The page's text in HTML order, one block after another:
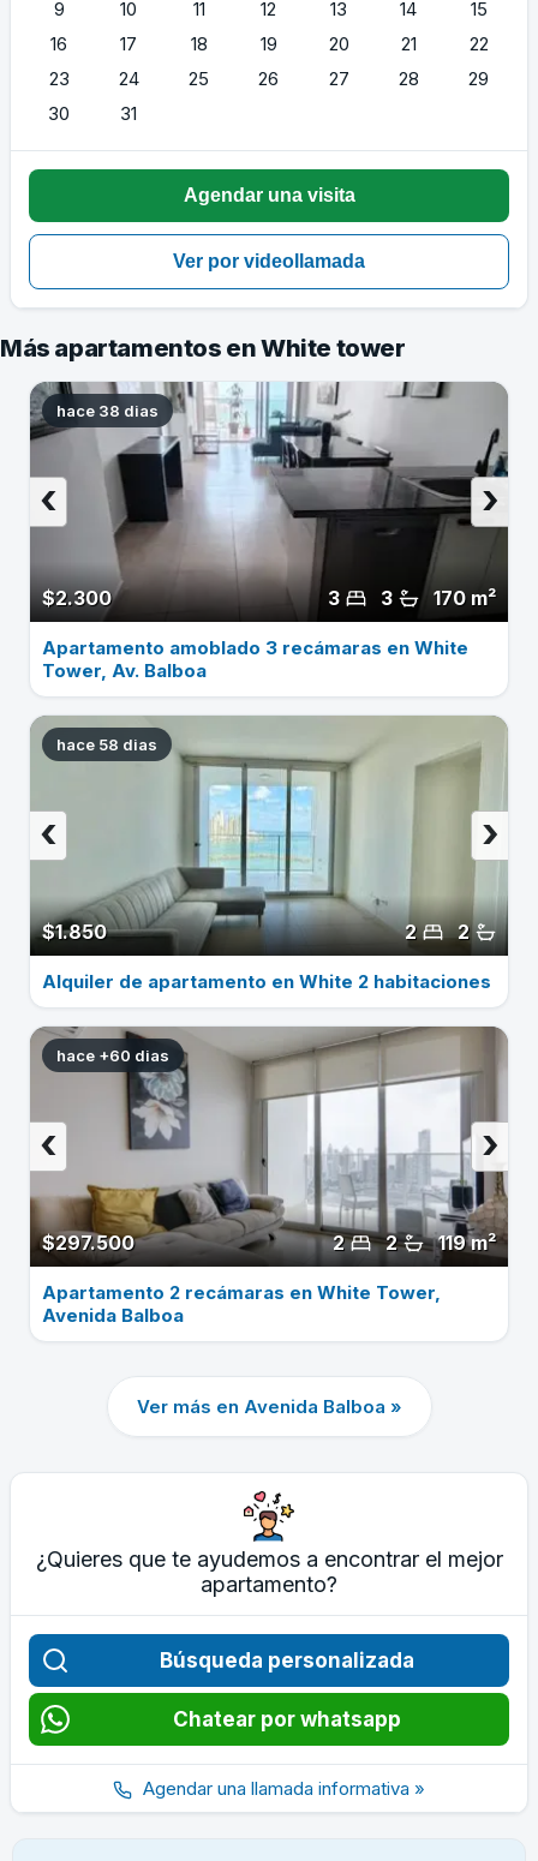
9 10 11 12 13 14
15
16
17 18 19 20 21
22
23
24 25 26 27 28
29
30
31
Más apartamentos en White tower
hace 38 dias
$2.300 170 m²
3
3
›
‹
Apartamento amoblado 3 recámaras en White
Tower, Av. Balboa
hace 58 dias
$1.850 2
2
›
‹
Alquiler de apartamento en White 2 habitaciones
hace +60 dias
$297.500 119 m²
2
2
›
‹
Apartamento 2 recámaras en White Tower,
Avenida Balboa
Ver más en Avenida Balboa »
¿Quieres que te ayudemos a encontrar el mejor
apartamento?
Búsqueda personalizada
Chatear por whatsapp
Agendar una llamada informativa »